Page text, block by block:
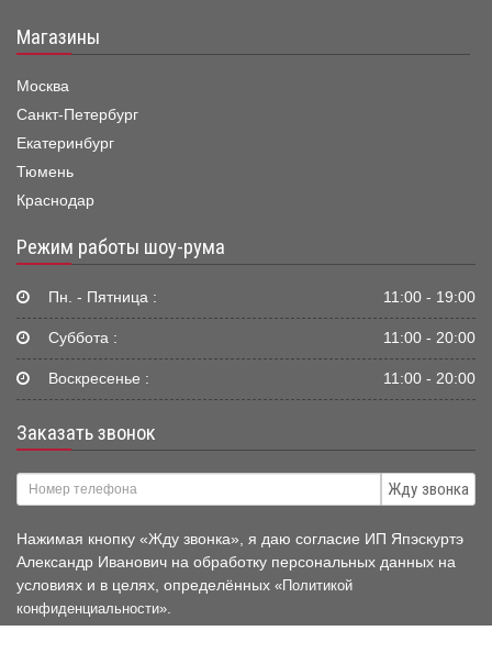
Магазины
Москва
Санкт-Петербург
Екатеринбург
Тюмень
Краснодар
Режим работы шоу-рума
Пн. - Пятница : 11:00 - 19:00
Суббота : 11:00 - 20:00
Воскресенье : 11:00 - 20:00
Заказать звонок
Жду звонка
Нажимая кнопку «Жду звонка», я даю согласие ИП Япэскуртэ
Александр Иванович на обработку персональных данных на
условиях и в целях, определённых «Политикой
конфиденциальности»